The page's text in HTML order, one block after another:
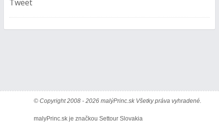
Tweet
© Copyright 2008 - 2026 malýPrinc.sk Všetky práva vyhradené.
malyPrinc.sk je značkou Settour Slovakia